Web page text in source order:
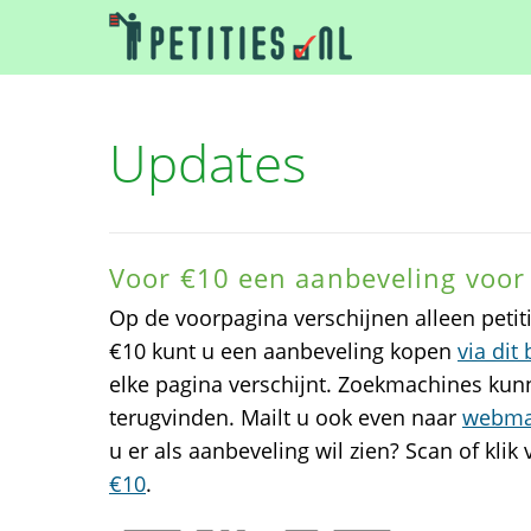
Updates
Voor €10 een aanbeveling
Op de voorpagina verschijnen alleen
€10 kunt u een aanbeveling kopen via dit
elke pagina verschijnt. Zoekmachines
terugvinden. Mailt u ook even naar
u er als aanbeveling wil zien? Scan of klik
€10.